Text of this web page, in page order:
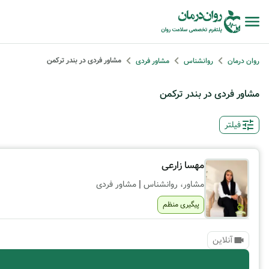
روان درمان روانشناس مشاور فردی مشاور فردی در بندر ترکمن
مشاور فردی در بندر ترکمن
فیلتر
مهسا زارعی
مشاور، روانشناس | مشاور فردی
پیگیری منظم
آنلاین